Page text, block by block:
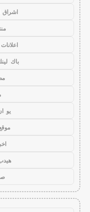
اشراق
اعلانات
باك
يو